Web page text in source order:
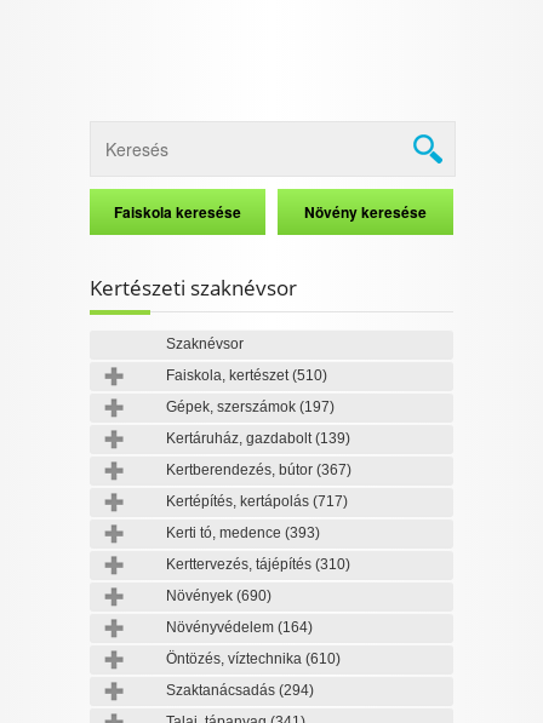
Data Deletion Privacy Policy
Kertészeti szaknévsor
Szaknévsor
Faiskola, kertészet(510)
Gépek, szerszámok (197)
Kertáruház, gazdabolt(139)
Kertberendezés, bútor (367)
Kertépítés, kertápolás (717)
Kerti tó, medence (393)
Kerttervezés, tájépítés (310)
Növények (690)
Növényvédelem (164)
Öntözés, víztechnika (610)
Szaktanácsadás (294)